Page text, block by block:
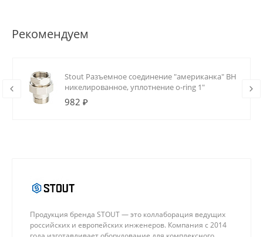
Рекомендуем
Stout Разъемное соединение "американка" ВН
никелированное, уплотнение o-ring 1"
982 ₽
Продукция бренда STOUT — это коллаборация ведущих
российских и европейских инженеров. Компания с 2014